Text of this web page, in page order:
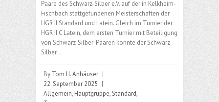
Paare des Schwarz-Silber e.V. auf der in Kelkheim-
Fischbach stattgefundenen Meisterschaften der
HGR II Standard und Latein. Gleich im Turnier der
HGR II C Latein, dem ersten Turnier mit Beteiligung
von Schwarz-Silber-Paaren konnte der Schwarz-
Silber…
By Tom H. Anhäuser |
22. September 2025 |
Allgemein, Hauptgruppe,Standard,